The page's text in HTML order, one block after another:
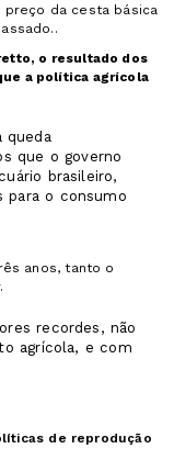
preço da cesta básica
o resultado dos
a política agrícola
queda
que o governo
brasileiro,
para o consumo
anos, tanto o
recordes, não
agrícola, e com
de reprodução